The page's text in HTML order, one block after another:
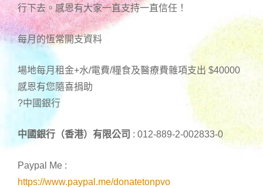
行下去。感恩有大家一直支持一直信任！
每月的恆常開支資料
場地每月租金+水/電費/糧食及醫療費雜項支出 $40000
感恩有您隨喜捐助
?中國銀行
中國銀行（香港）有限公司 : 012-889-2-002833-0
Paypal Me :
https://www.paypal.me/donatetonpvo